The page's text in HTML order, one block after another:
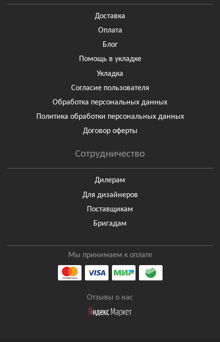
Доставка
Оплата
Блог
Помощь в укладке
Укладка
Согласие пользователя
Обработка персональных данных
Политика обработки персональных данных
Договор оферты
Сотрудничество
Дилерам
Для дизайнеров
Поставщикам
Бригадам
Мы принимаем к оплате
Отзывы о нас